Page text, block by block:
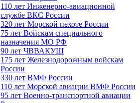
110 лет Инженерно-авиационной
службе ВКС России
320 лет Морской пехоте России
75 лет Войскам специального
назначения МО РФ
90 лет ЧВВАКУШ
175 лет Железнодорожным войскам
России
330 лет ВМФ России
110 лет Морской авиации ВМФ России
95 лет Военно-транспортной авиации